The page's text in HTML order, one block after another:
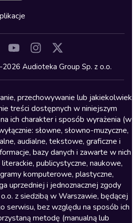
Audioteka Group Sp. z o.o.
przechowywanie lub jakiekolwiek
treści dostępnych w niniejszym
ich charakter i sposób wyrażenia (w
słowne, słowno-muzyczne,
audialne, tekstowe, graficzne i
bazy danych i zawarte w nich
publicystyczne, naukowe,
komputerowe, plastyczne,
uprzedniej i jednoznacznej zgody
z siedzibą w Warszawie, będącej
serwisu, bez względu na sposób ich
metodę (manualną lub